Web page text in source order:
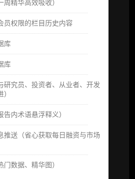
周精华高效吸收）
员权限的栏目历史内容
库
库
研究员、投资者、从业者、开发
告内术语悬浮释义）
推送（省心获取每日融资与市场
门数据、精华图）
锁且每周上新，研究版图已覆盖
设施与应用演化，一体化呈现
期演进脉络，用户评价“相见恨
内容（内容依托于研报，快速获
心判断）
、融资项目解密栏目内容（持续
点与热门融资项目轻松捕获）
库
周精华高效吸收）